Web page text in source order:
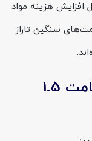
افزایش هزینه مواد
سنگین تاراز
خرید ورق گالوانیزه تاراز ضخامت 1.5